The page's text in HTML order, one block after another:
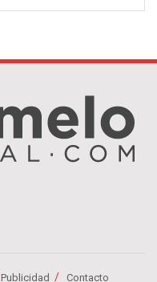
Publicidad Contacto